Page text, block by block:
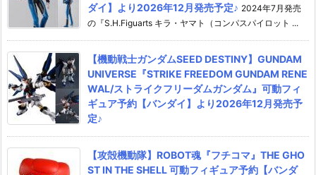
ダイ】より2026年12月発売予定♪ 2024年7月発売
の『S.H.Figuarts キラ・ヤマト（コンパスパイロット ...
【機動戦士ガンダムSEED DESTINY】GUNDAM
UNIVERSE『STRIKE FREEDOM GUNDAM RENE
WAL/ストライクフリーダムガンダム』可動フィ
ギュア予約【バンダイ】より2026年12月発売予
定♪
【攻殻機動隊】ROBOT魂『フチコマ』THE GHO
ST IN THE SHELL 可動フィギュア予約【バンダ